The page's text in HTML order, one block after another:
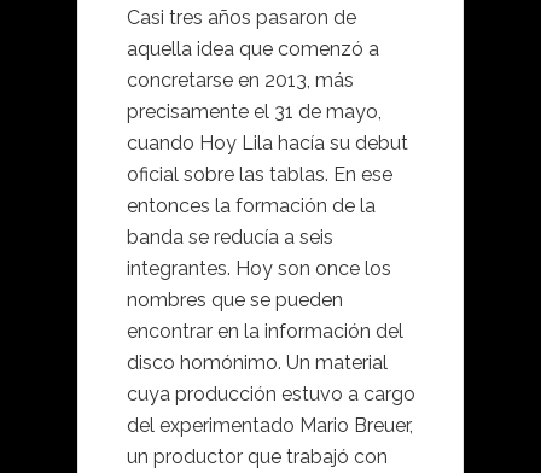
Casi tres años pasaron de
aquella idea que comenzó a
concretarse en 2013, más
precisamente el 31 de mayo,
cuando Hoy Lila hacía su debut
oficial sobre las tablas. En ese
entonces la formación de la
banda se reducía a seis
integrantes. Hoy son once los
nombres que se pueden
encontrar en la información del
disco homónimo. Un material
cuya producción estuvo a cargo
del experimentado Mario Breuer,
un productor que trabajó con